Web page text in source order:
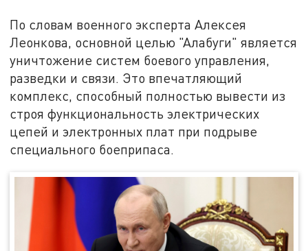
По словам военного эксперта Алексея
Леонкова, основной целью "Алабуги" является
уничтожение систем боевого управления,
разведки и связи. Это впечатляющий
комплекс, способный полностью вывести из
строя функциональность электрических
цепей и электронных плат при подрыве
специального боеприпаса.